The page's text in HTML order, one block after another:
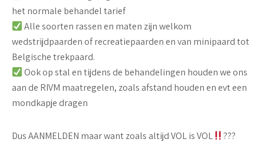
het normale behandel tarief
Alle soorten rassen en maten zijn welkom
wedstrijdpaarden of recreatiepaarden en van minipaard tot
Belgische trekpaard.
Ook op stal en tijdens de behandelingen houden we ons
aan de RIVM maatregelen, zoals afstand houden en evt een
mondkapje dragen
Dus AANMELDEN maar want zoals altijd VOL is VOL ???